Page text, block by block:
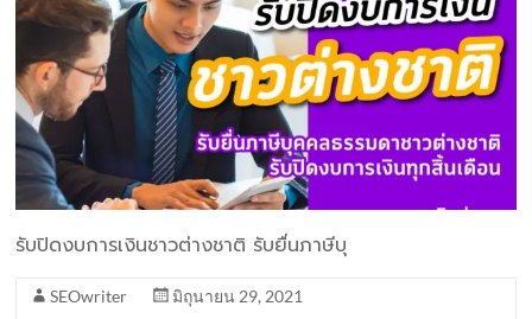
รับปิดงบการเงินชาวต่างชาติ รับยื่นภาษีบุ
SEOwriter
มิถุนายน 29, 2021